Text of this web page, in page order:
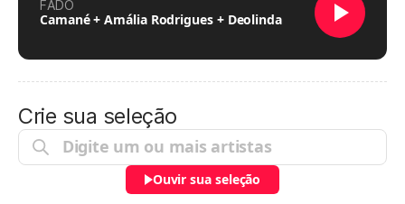
FADO
Camané + Amália Rodrigues + Deolinda
Crie sua seleção
Ouvir sua seleção